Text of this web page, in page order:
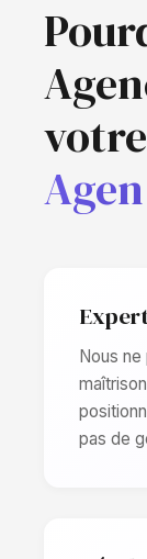
Agen
Nous
pas de